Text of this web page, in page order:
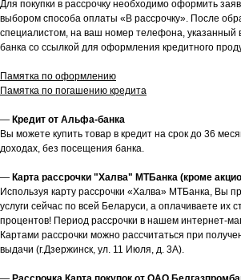
Для покупки в рассрочку необходимо оформить
выбором способа оплаты «В рассрочку». После
специалистом, на ваш номер телефона, указанный
банка со ссылкой для оформления кредитного
Памятка по оформлению
Памятка по погашению кредита
— Кредит от Альфа-банка
Вы можете купить товар в кредит на срок до 36
доходах, без посещения банка.
— Карта рассрочки "Халва" МТБанка (кроме
Используя карту рассрочки «Халва» МТБанка, Вы
услуги сейчас по всей Беларуси, а оплачиваете их
процентов! Период рассрочки в нашем интернет-
Картами рассрочки можно рассчитаться при
выдачи (г.Дзержинск, ул. 11 Июля, д. 3А).